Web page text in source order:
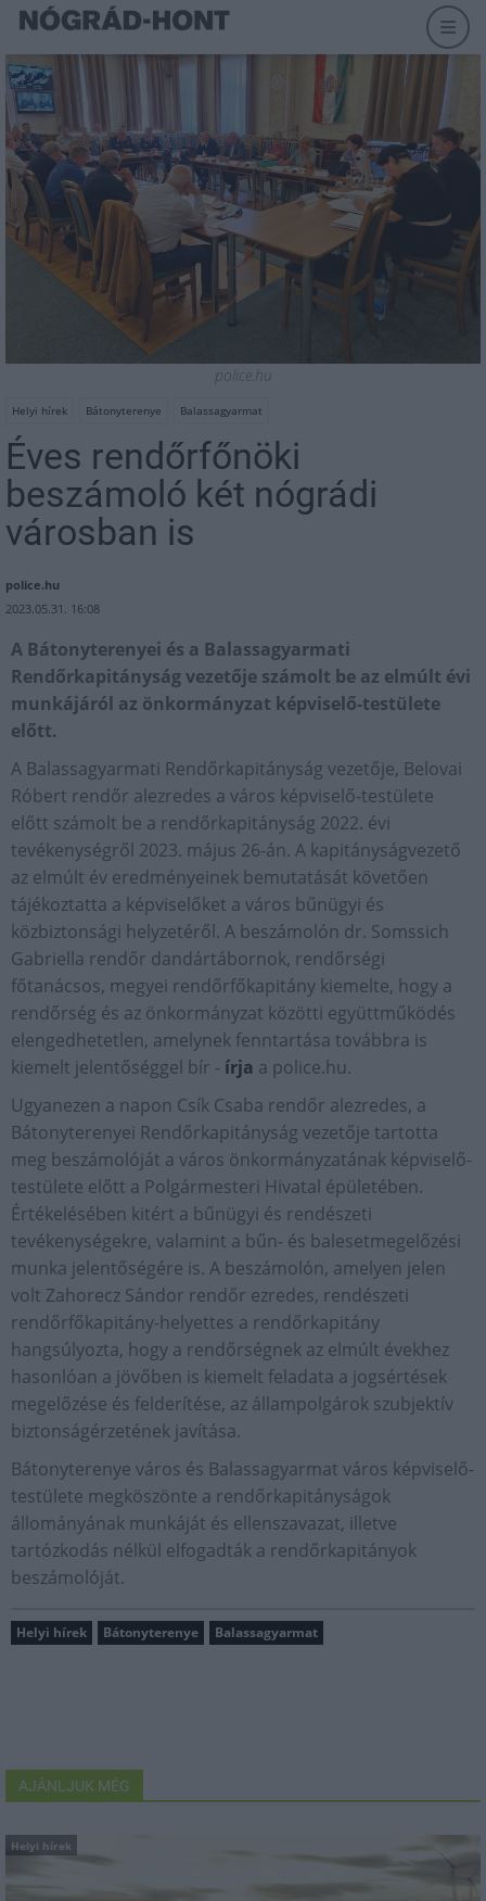
police.hu
Helyi hírek Bátonyterenye Balassagyarmat
Éves rendőrfőnöki
beszámoló két nógrádi
városban is
police.hu
2023.05.31. 16:08
A Bátonyterenyei és a Balassagyarmati
Rendőrkapitányság vezetője számolt be az elmúlt évi
munkájáról az önkormányzat képviselő-testülete
előtt.
A Balassagyarmati Rendőrkapitányság vezetője, Belovai
Róbert rendőr alezredes a város képviselő-testülete
előtt számolt be a rendőrkapitányság 2022. évi
tevékenységről 2023. május 26-án. A kapitányságvezető
az elmúlt év eredményeinek bemutatását követően
tájékoztatta a képviselőket a város bűnügyi és
közbiztonsági helyzetéről. A beszámolón dr. Somssich
Gabriella rendőr dandártábornok, rendőrségi
főtanácsos, megyei rendőrfőkapitány kiemelte, hogy a
rendőrség és az önkormányzat közötti együttműködés
elengedhetetlen, amelynek fenntartása továbbra is
kiemelt jelentőséggel bír - írja a police.hu.
Ugyanezen a napon Csík Csaba rendőr alezredes, a
Bátonyterenyei Rendőrkapitányság vezetője tartotta
meg beszámolóját a város önkormányzatának képviselő-
testülete előtt a Polgármesteri Hivatal épületében.
Értékelésében kitért a bűnügyi és rendészeti
tevékenységekre, valamint a bűn- és balesetmegelőzési
munka jelentőségére is. A beszámolón, amelyen jelen
volt Zahorecz Sándor rendőr ezredes, rendészeti
rendőrfőkapitány-helyettes a rendőrkapitány
hangsúlyozta, hogy a rendőrségnek az elmúlt évekhez
hasonlóan a jövőben is kiemelt feladata a jogsértések
megelőzése és felderítése, az állampolgárok szubjektív
biztonságérzetének javítása.
Bátonyterenye város és Balassagyarmat város képviselő-
testülete megköszönte a rendőrkapitányságok
állományának munkáját és ellenszavazat, illetve
tartózkodás nélkül elfogadták a rendőrkapitányok
beszámolóját.
Helyi hírek Bátonyterenye Balassagyarmat
AJÁNLJUK MÉG
Helyi hírek